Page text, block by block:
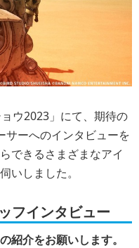
ウ2023」にて、期待の
サーへのインタビューを
できるさまざまなアイ
いしました。
フインタビュー
介をお願いします。